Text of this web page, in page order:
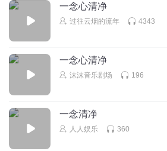
一念心清净
过往云烟的流年 4343
一念心清净
沫沫音乐剧场 196
一念清净
人人娱乐 360